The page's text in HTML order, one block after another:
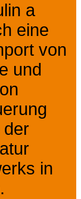
a
eine
von
und
der
in